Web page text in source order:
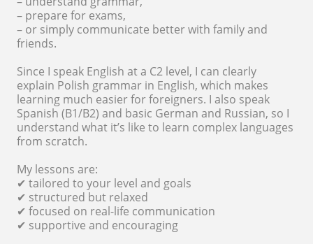
– prepare for exams,
– or simply communicate better with family and
friends.
Since I speak English at a C2 level, I can clearly
explain Polish grammar in English, which makes
learning much easier for foreigners. I also speak
Spanish (B1/B2) and basic German and Russian, so I
understand what it’s like to learn complex languages
from scratch.
My lessons are:
✔ tailored to your level and goals
✔ structured but relaxed
✔ focused on real-life communication
✔ supportive and encouraging